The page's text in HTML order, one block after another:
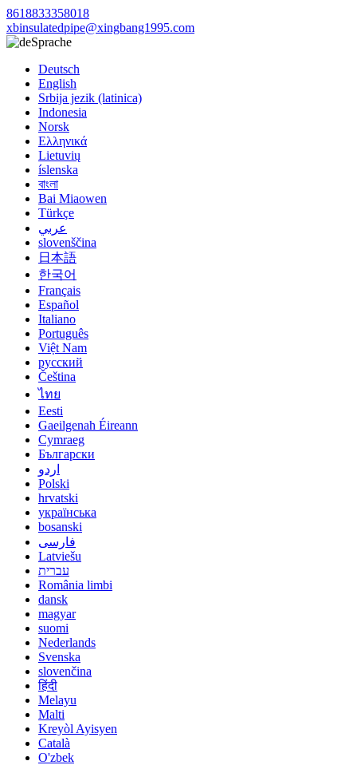
8618833358018
xbinsulatedpipe@xingbang1995.com
Sprache
Deutsch
English
Srbija jezik (latinica)
Indonesia
Norsk
Ελληνικά
Lietuvių
íslenska
বাংলা
Bai Miaowen
Türkçe
عربي
slovenščina
日本語
한국어
Français
Español
Italiano
Português
Việt Nam
русский
Čeština
ไทย
Eesti
Gaeilgenah Éireann
Cymraeg
Български
اردو
Polski
hrvatski
українська
bosanski
فارسی
Latviešu
עברית
România limbi
dansk
magyar
suomi
Nederlands
Svenska
slovenčina
हिंदी
Melayu
Malti
Kreyòl Ayisyen
Català
O'zbek